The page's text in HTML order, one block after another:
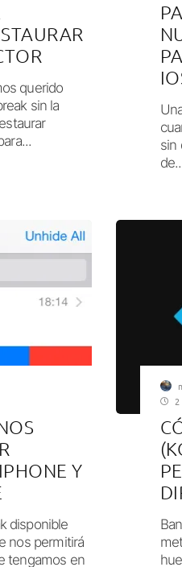
querido
sin la
sin
Y
disponible
nos permitirá
tengamos en